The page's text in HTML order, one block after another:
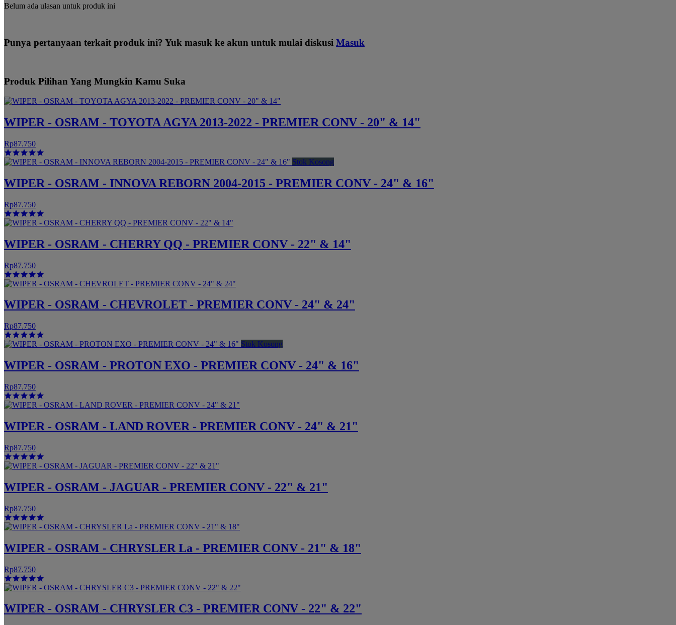
Belum ada ulasan untuk produk ini
Punya pertanyaan terkait produk ini? Yuk masuk ke akun untuk mulai diskusi Masuk
Produk Pilihan Yang Mungkin Kamu Suka
WIPER - OSRAM - TOYOTA AGYA 2013-2022 - PREMIER CONV - 20" & 14"
Rp87.750
Stok Kosong
WIPER - OSRAM - INNOVA REBORN 2004-2015 - PREMIER CONV - 24" & 16"
Rp87.750
WIPER - OSRAM - CHERRY QQ - PREMIER CONV - 22" & 14"
Rp87.750
WIPER - OSRAM - CHEVROLET - PREMIER CONV - 24" & 24"
Rp87.750
Stok Kosong
WIPER - OSRAM - PROTON EXO - PREMIER CONV - 24" & 16"
Rp87.750
WIPER - OSRAM - LAND ROVER - PREMIER CONV - 24" & 21"
Rp87.750
WIPER - OSRAM - JAGUAR - PREMIER CONV - 22" & 21"
Rp87.750
WIPER - OSRAM - CHRYSLER La - PREMIER CONV - 21" & 18"
Rp87.750
WIPER - OSRAM - CHRYSLER C3 - PREMIER CONV - 22" & 22"